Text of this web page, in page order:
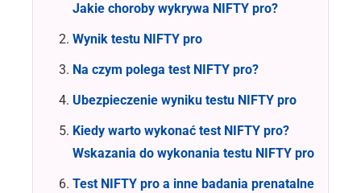
Jakie choroby wykrywa NIFTY pro?
Wynik testu NIFTY pro
Na czym polega test NIFTY pro?
Ubezpieczenie wyniku testu NIFTY pro
Kiedy warto wykonać test NIFTY pro?
Wskazania do wykonania testu NIFTY pro
Test NIFTY pro a inne badania prenatalne